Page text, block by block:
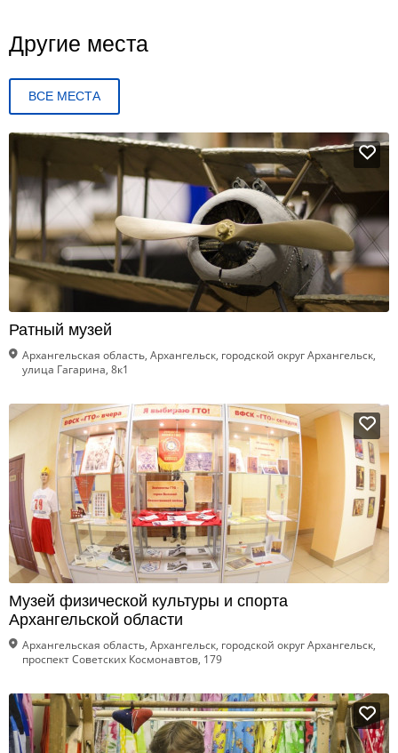
Другие места
ВСЕ МЕСТА
Ратный музей
Архангельская область, Архангельск, городской округ Архангельск,
улица Гагарина, 8к1
Музей физической культуры и спорта
Архангельской области
Архангельская область, Архангельск, городской округ Архангельск,
проспект Советских Космонавтов, 179